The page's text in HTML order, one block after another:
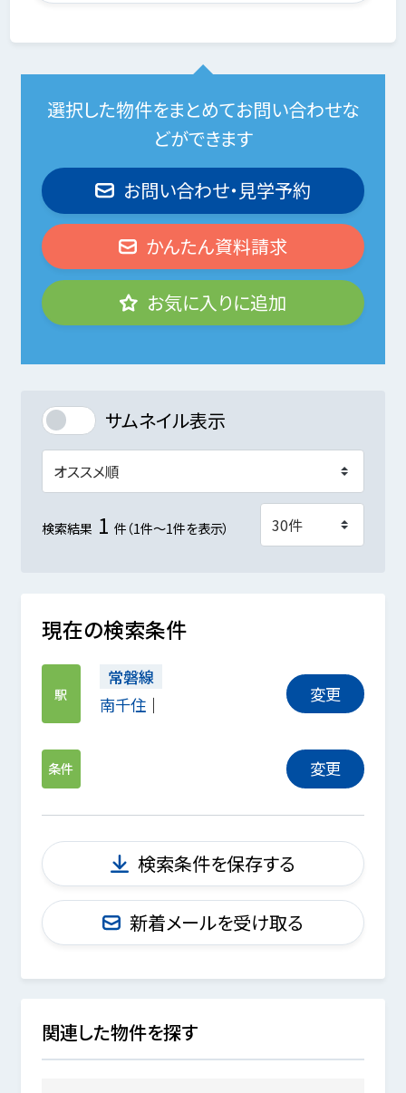
選択した物件をまとめてお問い合わせな
どができます
お問い合わせ・見学予約
かんたん資料請求
お気に入りに追加
サムネイル表示
検索結果 1 件（1件～1件を表示）
現在の検索条件
駅
常磐線
南千住
変更
条件 変更
検索条件を保存する
新着メールを受け取る
関連した物件を探す